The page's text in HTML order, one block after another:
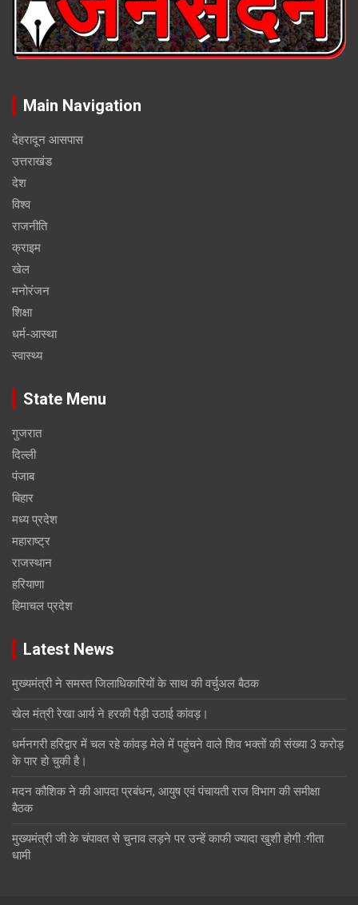
Main Navigation
देहरादून आसपास
उत्तराखंड
देश
विश्व
राजनीति
क्राइम
खेल
मनोरंजन
शिक्षा
धर्म-आस्था
स्वास्थ्य
State Menu
गुजरात
दिल्ली
पंजाब
बिहार
मध्य प्रदेश
महाराष्ट्र
राजस्थान
हरियाणा
हिमाचल प्रदेश
Latest News
मुख्यमंत्री ने समस्त जिलाधिकारियों के साथ की वर्चुअल बैठक
खेल मंत्री रेखा आर्य ने हरकी पैड़ी उठाई कांवड़।
धर्मनगरी हरिद्वार में चल रहे कांवड़ मेले में पहुंचने वाले शिव भक्तों की संख्या 3 करोड़
के पार हो चुकी है।
मदन कौशिक ने की आपदा प्रबंधन, आयुष एवं पंचायती राज विभाग की समीक्षा
बैठक
मुख्यमंत्री जी के चंपावत से चुनाव लड़ने पर उन्हें काफी ज्यादा खुशी होगी :गीता
धामी